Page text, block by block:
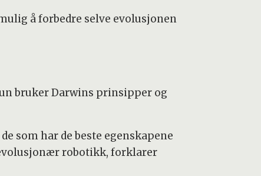
å forbedre selve evolusjonen
bruker Darwins prinsipper og
som har de beste egenskapene
robotikk, forklarer